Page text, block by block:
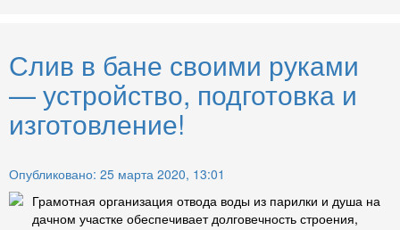
Слив в бане своими руками
— устройство, подготовка и
изготовление!
Опубликовано: 25 марта 2020, 13:01
Грамотная организация отвода воды из парилки и душа на
дачном участке обеспечивает долговечность строения,